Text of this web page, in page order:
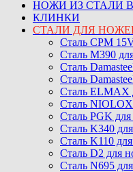
НОЖИ ИЗ СТАЛИ
КЛИНКИ
СТАЛИ ДЛЯ
Сталь CPM
Сталь M390
Сталь
Сталь
Сталь ELMAX
Сталь
Сталь PGK
Сталь K340
Сталь K110
Сталь D2 для
Сталь N695